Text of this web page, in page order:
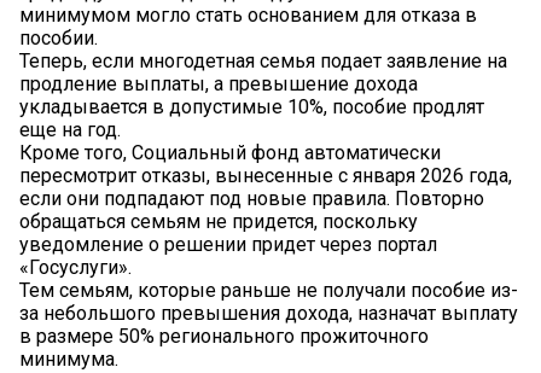
минимумом могло стать основанием для отказа в
пособии.
Теперь, если многодетная семья подает заявление на
продление выплаты, а превышение дохода
укладывается в допустимые 10%, пособие продлят
еще на год.
Кроме того, Социальный фонд автоматически
пересмотрит отказы, вынесенные с января 2026 года,
если они подпадают под новые правила. Повторно
обращаться семьям не придется, поскольку
уведомление о решении придет через портал
«Госуслуги».
Тем семьям, которые раньше не получали пособие из-
за небольшого превышения дохода, назначат выплату
в размере 50% регионального прожиточного
минимума.